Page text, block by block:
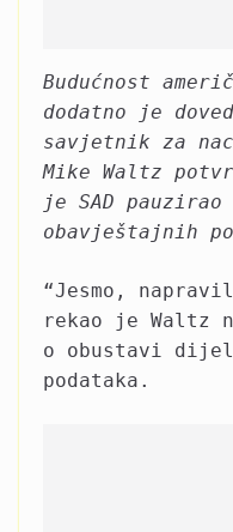
Budućnost
dodatno je
savjetnik za
Mike Waltz
je SAD pauzirao
obavještajnih
“Jesmo,
rekao je Waltz
o obustavi
podataka.